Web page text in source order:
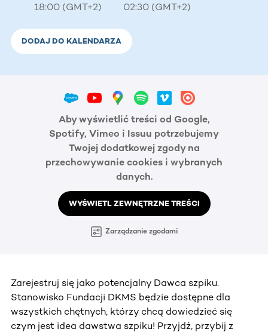
18:00 (GMT+2) 02:30 (GMT+2)
DODAJ DO KALENDARZA
Aby wyświetlić treści od Google,
Spotify, Vimeo i Issuu potrzebujemy
Twojej dodatkowej zgody na
przechowywanie cookies i wybranych
danych.
WYŚWIETL ZEWNĘTRZNE TREŚCI
Zarządzanie zgodami
Zarejestruj się jako potencjalny Dawca szpiku.
Stanowisko Fundacji DKMS będzie dostępne dla
wszystkich chętnych, którzy chcą dowiedzieć się
czym jest idea dawstwa szpiku! Przyjdź, przybij z